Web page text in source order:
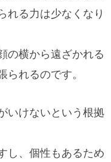
れる力は少なくなり
の横から遠ざかれる
られるのです。
いけないという根拠
し、個性もあるため